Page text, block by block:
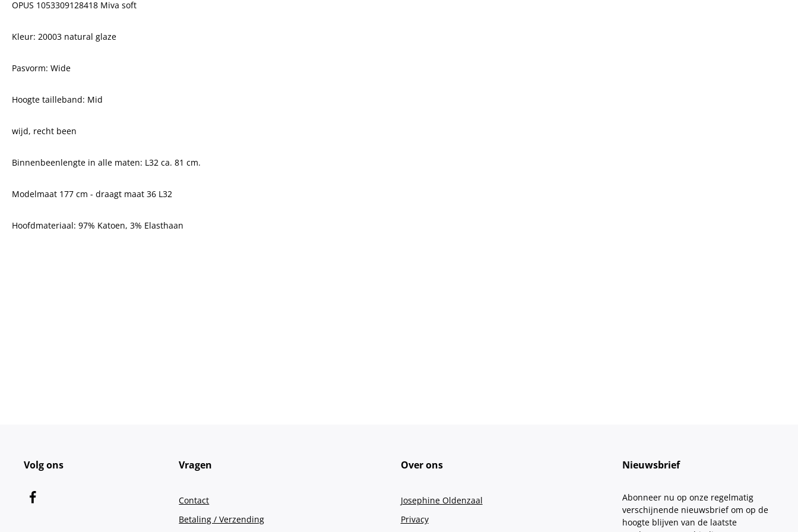
OPUS 1053309128418 Miva soft
Kleur: 20003 natural glaze
Pasvorm: Wide
Hoogte tailleband: Mid
wijd, recht been
Binnenbeenlengte in alle maten: L32 ca. 81 cm.
Modelmaat 177 cm - draagt maat 36 L32
Hoofdmateriaal: 97% Katoen, 3% Elasthaan
Volg ons Vragen
Contact
Betaling / Verzending
Over ons
Josephine Oldenzaal
Privacy
Nieuwsbrief
Abonneer nu op onze regelmatig
verschijnende nieuwsbrief om op de
hoogte blijven van de laatste